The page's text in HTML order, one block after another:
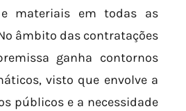
e materiais em todas as
âmbito das contratações
ganha contornos
visto que envolve a
públicos e a necessidade